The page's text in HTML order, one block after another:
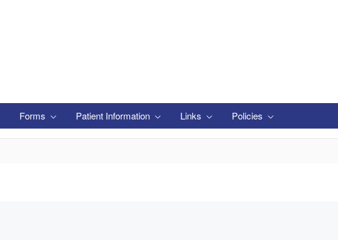
Forms Patient Information Links Policies